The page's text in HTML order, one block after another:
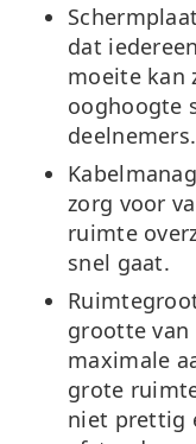
dat
moeite kan
ooghoogte
deelnemers.
zorg voor
ruimte
snel gaat.
grootte
maximale
grote
niet prettig